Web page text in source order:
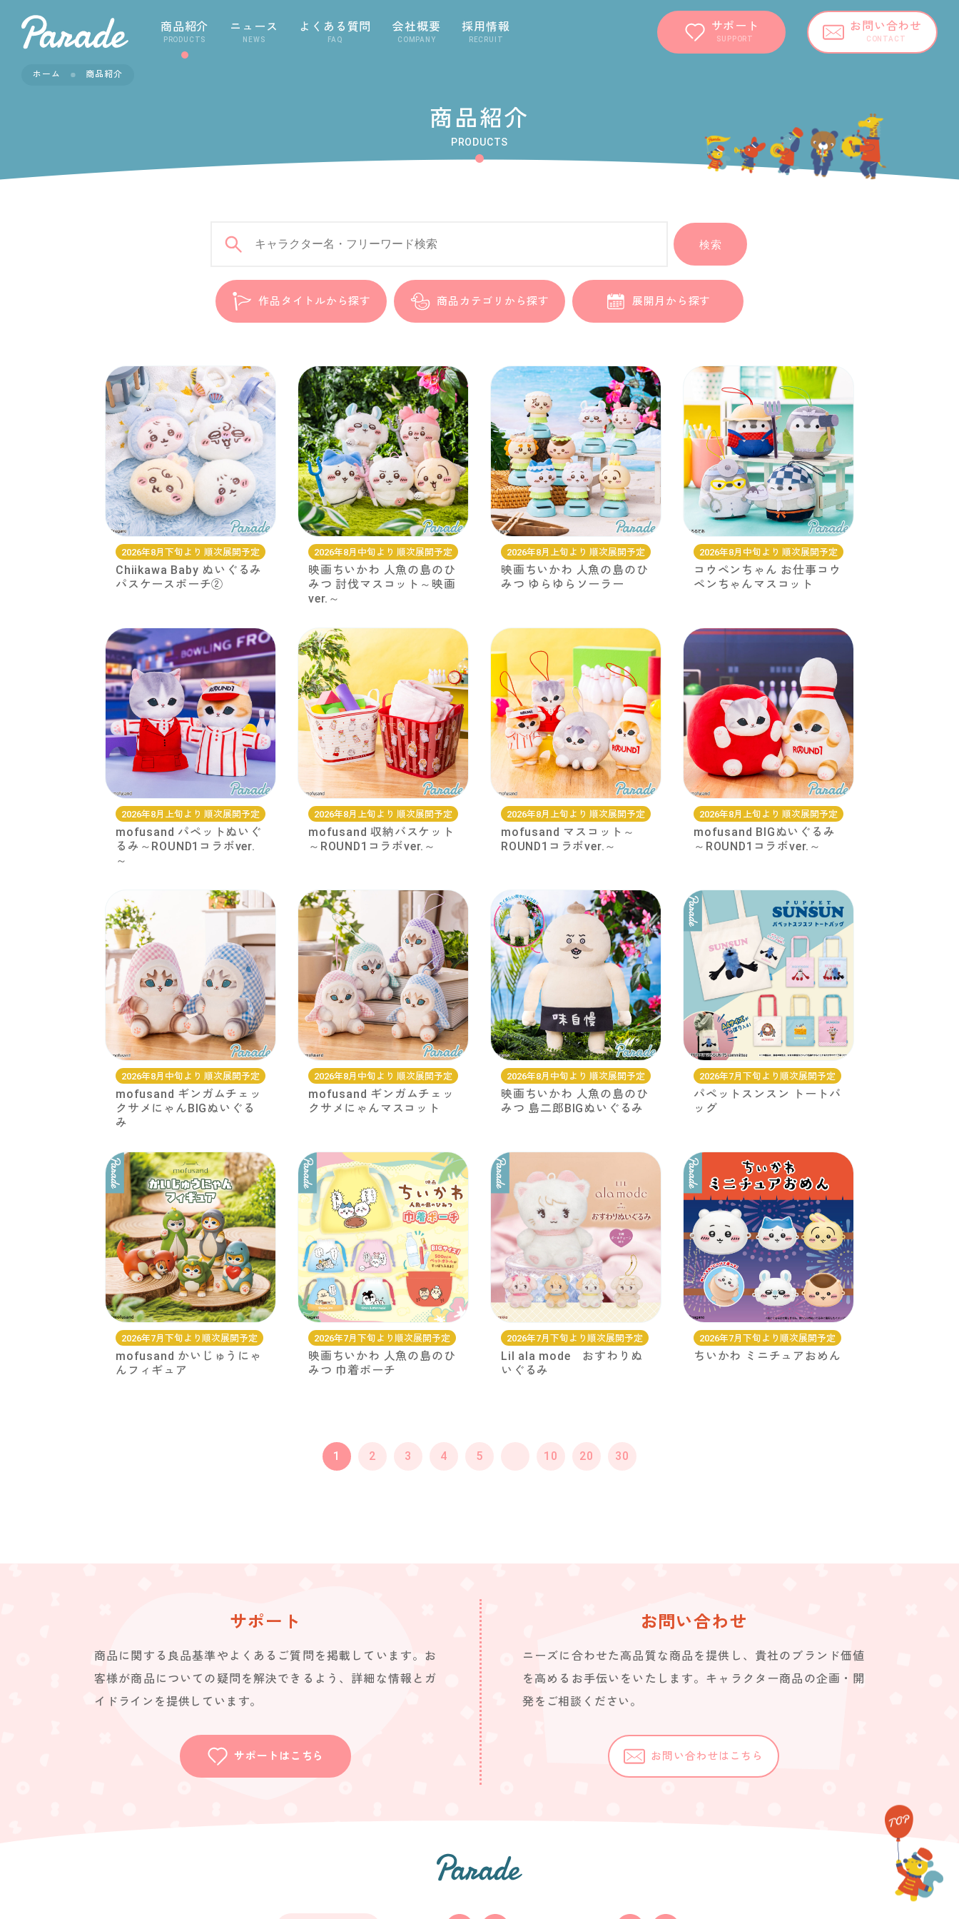
商品紹介
PRODUCTS
ニュース
NEWS
よくある質問
FAQ
会社概要
COMPANY
採用情報
RECRUIT
サポート
SUPPORT
お問い合わせ
CONTACT
ホーム 商品紹介
商品紹介
PRODUCTS
検索
作品タイトルから探す 商品カテゴリ から探す 展開月 から探す
2026年8月下旬より 順次展開予定
Chiikawa Baby ぬいぐるみ
パスケースポーチ②
2026年8月中旬より 順次展開予定
映画ちいかわ 人魚の島のひ
みつ 討伐マスコット～映画
ver.～
2026年8月上旬より 順次展開予定
映画ちいかわ 人魚の島のひ
みつ ゆらゆらソーラー
2026年8月中旬より 順次展開予定
コウペンちゃん お仕事コウ
ペンちゃんマスコット
2026年8月上旬より 順次展開予定
mofusand パペットぬいぐ
るみ～ROUND1コラボver.
～
2026年8月上旬より 順次展開予定
mofusand 収納バスケット
～ROUND1コラボver.～
2026年8月上旬より 順次展開予定
mofusand マスコット～
ROUND1コラボver.～
2026年8月上旬より 順次展開予定
mofusand BIGぬいぐるみ
～ROUND1コラボver.～
2026年8月中旬より 順次展開予定
mofusand ギンガムチェッ
クサメにゃんBIGぬいぐる
み
2026年8月中旬より 順次展開予定
mofusand ギンガムチェッ
クサメにゃんマスコット
2026年8月中旬より 順次展開予定
映画ちいかわ 人魚の島のひ
みつ 島二郎BIGぬいぐるみ
2026年7月下旬より順次展開予定
パペットスンスン トートバ
ッグ
2026年7月下旬より順次展開予定
mofusand かいじゅうにゃ
んフィギュア
2026年7月下旬より順次展開予定
映画ちいかわ 人魚の島のひ
みつ 巾着ポーチ
2026年7月下旬より順次展開予定
Lil ala mode おすわりぬ
いぐるみ
2026年7月下旬より順次展開予定
ちいかわ ミニチュアおめん
1 2 3 4 5 10 20 30
サポート
商品に関する良品基準やよくあるご質問を掲載しています。お
客様が商品についての疑問を解決できるよう、詳細な情報とガ
イドラインを提供しています。
サポートはこちら
お問い合わせ
ニーズに合わせた高品質な商品を提供し、貴社のブランド価値
を高めるお手伝いをいたします。キャラクター商品の企画・開
発をご相談ください。
お問い合わせはこちら